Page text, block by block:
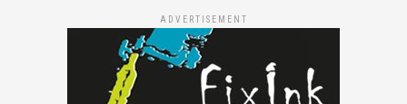
ADVERTISEMENT